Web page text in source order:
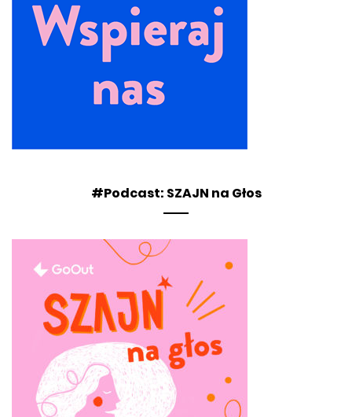
#Podcast: SZAJN na Głos